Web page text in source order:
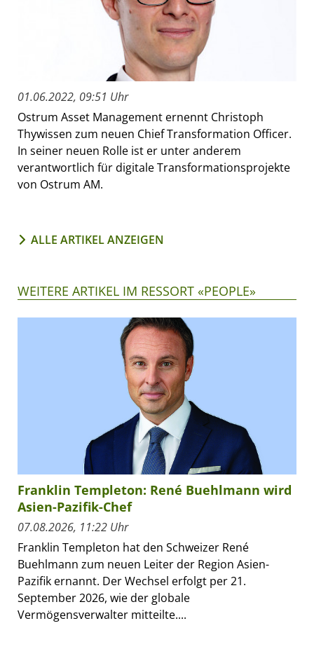
01.06.2022, 09:51 Uhr
Ostrum Asset Management ernennt Christoph
Thywissen zum neuen Chief Transformation Officer.
In seiner neuen Rolle ist er unter anderem
verantwortlich für digitale Transformationsprojekte
von Ostrum AM.
ALLE ARTIKEL ANZEIGEN
WEITERE ARTIKEL IM RESSORT «PEOPLE»
Franklin Templeton: René Buehlmann wird
Asien-Pazifik-Chef
07.08.2026, 11:22 Uhr
Franklin Templeton hat den Schweizer René
Buehlmann zum neuen Leiter der Region Asien-
Pazifik ernannt. Der Wechsel erfolgt per 21.
September 2026, wie der globale
Vermögensverwalter mitteilte....